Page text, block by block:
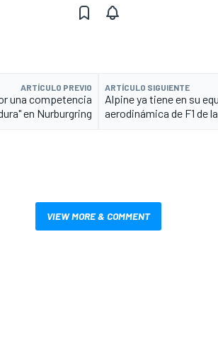
ARTÍCULO PREVIO
una competencia
en Nurburgring
ARTÍCULO SIGUIENTE
Alpine ya tiene en su
aerodinámica de F1 de
VIEW MORE & COMMENT